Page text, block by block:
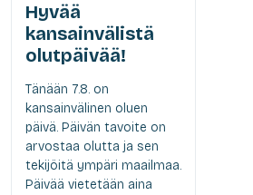
Hyvää
kansainvälistä
olutpäivää!
Tänään 7.8. on
kansainvälinen oluen
päivä. Päivän tavoite on
arvostaa olutta ja sen
tekijöitä ympäri maailmaa.
Päivää vietetään aina